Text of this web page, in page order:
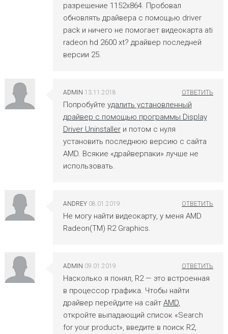
разрешение 1152х864. Пробовал
обновлять драйвера с помощью driver
pack и ничего не помогает видеокарта ati
radeon hd 2600 xt? драйвер последней
версии 25.
ADMIN 13.11.2018
Попробуйте удалить установленный
драйвер с помощью программы Display
Driver Uninstallerи потом с нуля
установить последнюю версию с сайта
AMD. Всякие «драйверпаки» лучше не
использовать.
ANDREY 08.01.2019
Не могу найти видеокарту, у меня AMD
Radeon(TM) R2 Graphics.
ADMIN 09.01.2019
Насколько я понял, R2 — это встроенная
в процессор графика. Чтобы найти
драйвер перейдите на сайт AMD,
откройте выпадающий список «Search
for your product», введите в поиск R2,